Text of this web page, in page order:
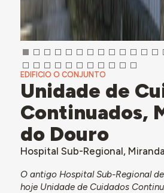
EDIFICIO O CONJUNTO
Unidade de
Continuados,
do Douro
Hospital Sub-Regional,
O antigo Hospital Sub-Regional
hoje Unidade de Cuidados